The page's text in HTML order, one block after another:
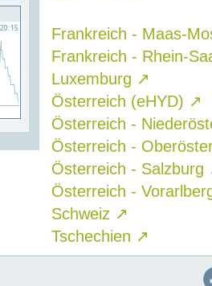
Frankreich - Maas-
Frankreich - Rhein-
Luxemburg ↗
Österreich (eHYD) ↗
Österreich -
Österreich -
Österreich - Salzburg
Österreich -
Schweiz ↗
Tschechien ↗